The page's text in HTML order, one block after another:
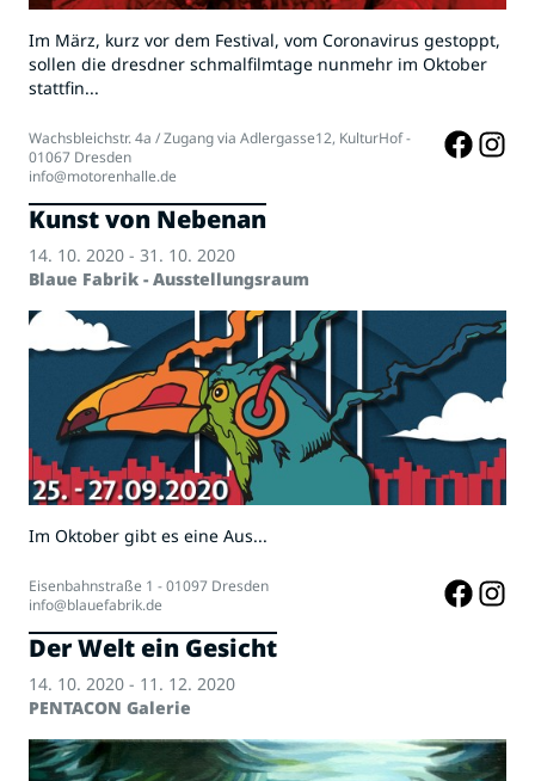
Im März, kurz vor dem Festival, vom Coronavirus gestoppt,
sollen die dresdner schmalfilmtage nunmehr im Oktober
stattfin...
Wachsbleichstr. 4a / Zugang via Adlergasse12, KulturHof -
01067 Dresden
info@motorenhalle.de
Kunst von Nebenan
14. 10. 2020 - 31. 10. 2020
Blaue Fabrik - Ausstellungsraum
Im Oktober gibt es eine Aus...
Eisenbahnstraße 1 - 01097 Dresden
info@blauefabrik.de
Der Welt ein Gesicht
14. 10. 2020 - 11. 12. 2020
PENTACON Galerie